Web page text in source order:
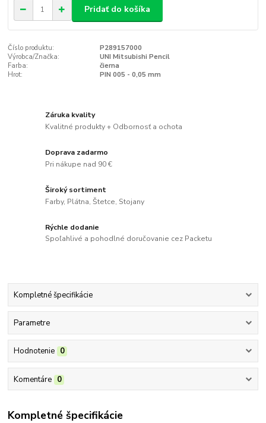
Pridať do košíka
Číslo produktu:
P289157000
Výrobca/Značka:
UNI Mitsubishi Pencil
Farba:
čierna
Hrot:
PIN 005 - 0,05 mm
Záruka kvality
Kvalitné produkty + Odbornosť a ochota
Doprava zadarmo
Pri nákupe nad 90 €
Široký sortiment
Farby, Plátna, Štetce, Stojany
Rýchle dodanie
Spoľahlivé a pohodlné doručovanie cez Packetu
Kompletné špecifikácie
Parametre
Hodnotenie 0
Komentáre 0
Kompletné špecifikácie